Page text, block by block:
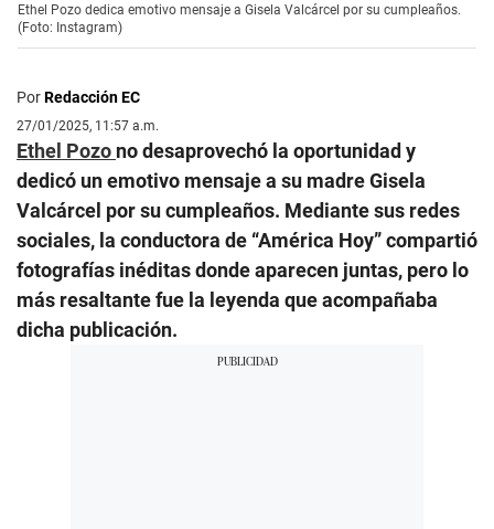
Ethel Pozo dedica emotivo mensaje a Gisela Valcárcel por su cumpleaños.
(Foto: Instagram)
PorRedacción EC
27/01/2025, 11:57 a.m.
Ethel Pozo no desaprovechó la oportunidad y
dedicó un emotivo mensaje a su madre Gisela
Valcárcel por su cumpleaños. Mediante sus redes
sociales, la conductora de “América Hoy” compartió
fotografías inéditas donde aparecen juntas, pero lo
más resaltante fue la leyenda que acompañaba
dicha publicación.